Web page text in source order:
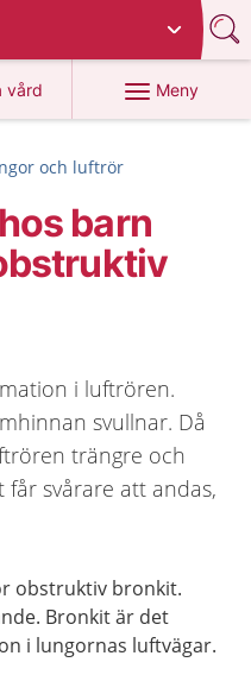
vård
1177.se
Meny
och luftrör
barn
i luftrören.
svullnar. Då
trängre och
svårare att andas,
obstruktiv bronkit.
Bronkit är det
i lungornas luftvägar.